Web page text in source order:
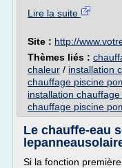
Lire la suite
Site : http://
Thèmes liés :
chaleur / installation
chauffage piscine
installation
chauffage piscine
Le chauffe-eau
Si la fonction